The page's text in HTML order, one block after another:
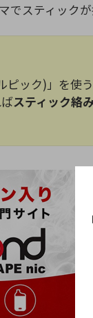
でスティック
ピック)」を使
スティック絡